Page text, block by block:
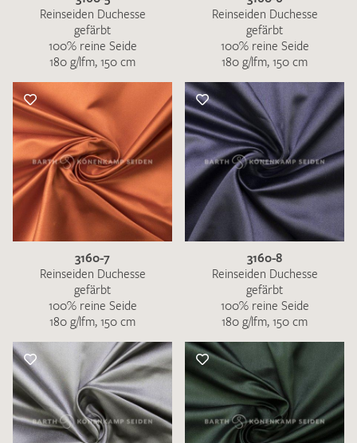
Reinseiden Duchesse
gefärbt
100% reine Seide
180 g/lfm, 150 cm
Reinseiden Duchesse
gefärbt
100% reine Seide
180 g/lfm, 150 cm
3160-7
Reinseiden Duchesse
gefärbt
100% reine Seide
180 g/lfm, 150 cm
3160-8
Reinseiden Duchesse
gefärbt
100% reine Seide
180 g/lfm, 150 cm